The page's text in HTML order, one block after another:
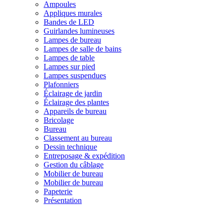
Ampoules
Appliques murales
Bandes de LED
Guirlandes lumineuses
Lampes de bureau
Lampes de salle de bains
Lampes de table
Lampes sur pied
Lampes suspendues
Plafonniers
Éclairage de jardin
Éclairage des plantes
Appareils de bureau
Bricolage
Bureau
Classement au bureau
Dessin technique
Entreposage & expédition
Gestion du câblage
Mobilier de bureau
Mobilier de bureau
Papeterie
Présentation